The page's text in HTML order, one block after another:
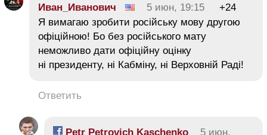
Иван_Иванович 5 июн, 19:15
+24
Я вимагаю зробити російську мову другою
офіційною! Бо без російського мату
неможливо дати офіційну оцінку
ні президенту, ні Кабміну, ні Верховній Раді!
Ответить
Petr Petrovich Kaschenko 5 июн,